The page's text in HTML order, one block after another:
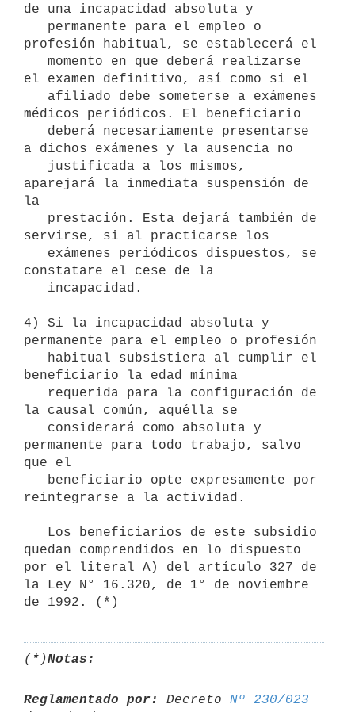
de una incapacidad absoluta y
profesión habitual, se establecerá el
el examen definitivo, así como si el
médicos periódicos. El beneficiario
a dichos exámenes y la ausencia no
aparejará la inmediata suspensión de
la
servirse, si al practicarse los
constatare el cese de la
4) Si la incapacidad absoluta y
permanente para el empleo o profesión
beneficiario la edad mínima
la causal común, aquélla se
permanente para todo trabajo, salvo
que el
reintegrarse a la actividad.
quedan comprendidos en lo dispuesto
por el literal A) del artículo 327 de
la Ley N° 16.320, de 1° de noviembre
(*)Notas:
Reglamentado por: Decreto Nº 230/023